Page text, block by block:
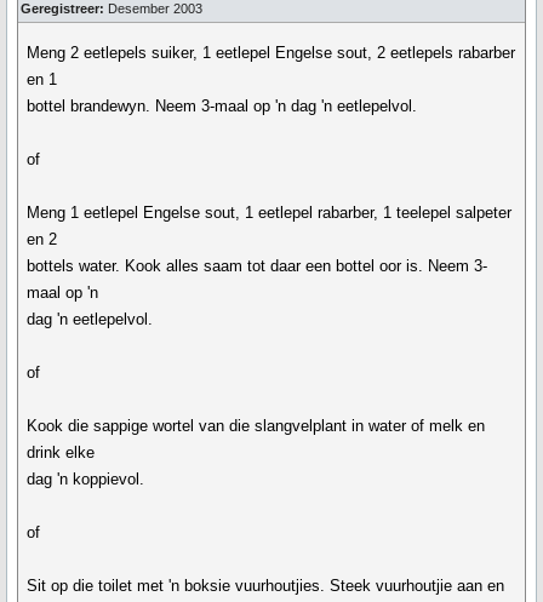
Geregistreer: Desember 2003
Meng 2 eetlepels suiker, 1 eetlepel Engelse sout, 2 eetlepels rabarber
en 1
bottel brandewyn. Neem 3-maal op 'n dag 'n eetlepelvol.
of
Meng 1 eetlepel Engelse sout, 1 eetlepel rabarber, 1 teelepel salpeter
en 2
bottels water. Kook alles saam tot daar een bottel oor is. Neem 3-
maal op 'n
dag 'n eetlepelvol.
of
Kook die sappige wortel van die slangvelplant in water of melk en
drink elke
dag 'n koppievol.
of
Sit op die toilet met 'n boksie vuurhoutjies. Steek vuurhoutjie aan en